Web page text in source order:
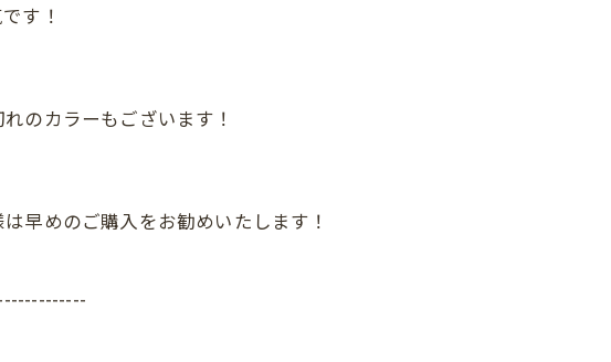
す！
のカラーもございます！
早めのご購入をお勧めいたします！